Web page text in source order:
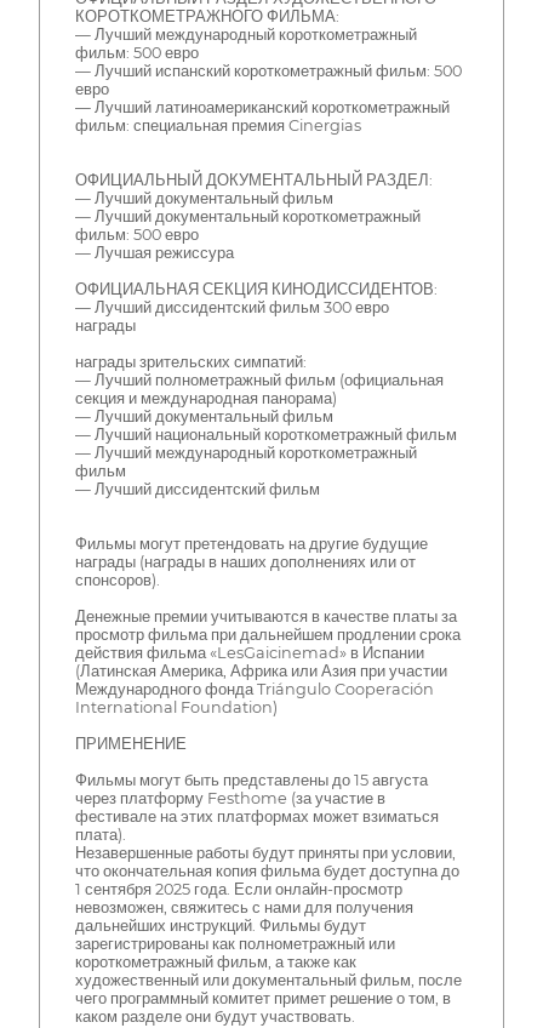
КОРОТКОМЕТРАЖНОГО ФИЛЬМА:
— Лучший международный короткометражный
фильм: 500 евро
— Лучший испанский короткометражный фильм: 500
евро
— Лучший латиноамериканский короткометражный
фильм: специальная премия Cinergias
ОФИЦИАЛЬНЫЙ ДОКУМЕНТАЛЬНЫЙ РАЗДЕЛ:
— Лучший документальный фильм
— Лучший документальный короткометражный
фильм: 500 евро
— Лучшая режиссура
ОФИЦИАЛЬНАЯ СЕКЦИЯ КИНОДИССИДЕНТОВ:
— Лучший диссидентский фильм 300 евро
награды
награды зрительских симпатий:
— Лучший полнометражный фильм (официальная
секция и международная панорама)
— Лучший документальный фильм
— Лучший национальный короткометражный фильм
— Лучший международный короткометражный
фильм
— Лучший диссидентский фильм
Фильмы могут претендовать на другие будущие
награды (награды в наших дополнениях или от
спонсоров).
Денежные премии учитываются в качестве платы за
просмотр фильма при дальнейшем продлении срока
действия фильма «LesGaicinemad» в Испании
(Латинская Америка, Африка или Азия при участии
Международного фонда Triángulo Cooperación
International Foundation)
ПРИМЕНЕНИЕ
Фильмы могут быть представлены до 15 августа
через платформу Festhome (за участие в
фестивале на этих платформах может взиматься
плата).
Незавершенные работы будут приняты при условии,
что окончательная копия фильма будет доступна до
1 сентября 2025 года. Если онлайн-просмотр
невозможен, свяжитесь с нами для получения
дальнейших инструкций. Фильмы будут
зарегистрированы как полнометражный или
короткометражный фильм, а также как
художественный или документальный фильм, после
чего программный комитет примет решение о том, в
каком разделе они будут участвовать.